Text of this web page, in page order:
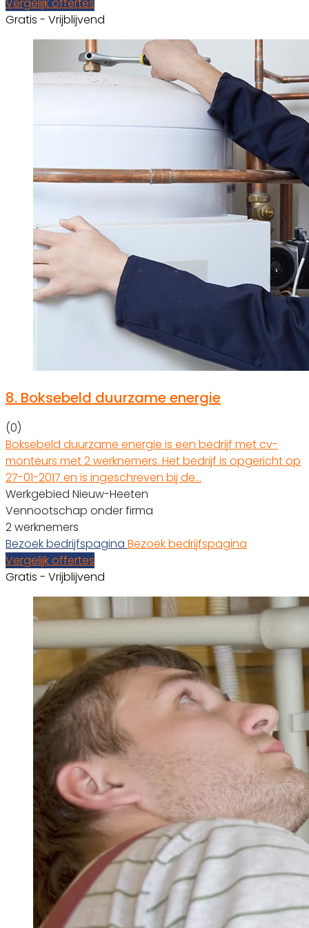
Gratis - Vrijblijvend
8. Boksebeld duurzame energie
(0)
Boksebeld duurzame energie is een bedrijf met cv-
monteurs met 2 werknemers. Het bedrijf is opgericht op
27-01-2017 en is ingeschreven bij de…
Werkgebied Nieuw-Heeten
Vennootschap onder firma
2 werknemers
Bezoek bedrijfspagina Bezoek bedrijfspagina
Vergelijk offertes
Gratis - Vrijblijvend